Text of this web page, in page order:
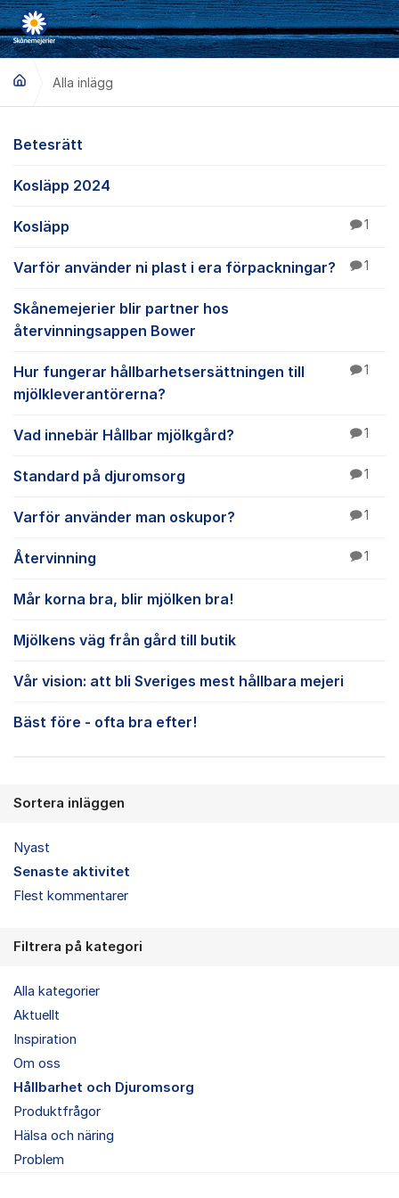
Hoppa till innehåll
Alla inlägg
Alla inlägg
Betesrätt
Kosläpp 2024
Kosläpp 1
Varför använder ni plast i era förpackningar? 1
Skånemejerier blir partner hos
återvinningsappen Bower
Hur fungerar hållbarhetsersättningen till
mjölkleverantörerna?
1
Vad innebär Hållbar mjölkgård? 1
Standard på djuromsorg 1
Varför använder man oskupor? 1
Återvinning 1
Mår korna bra, blir mjölken bra!
Mjölkens väg från gård till butik
Vår vision: att bli Sveriges mest hållbara mejeri
Bäst före - ofta bra efter!
Sortera inläggen
Nyast
Senaste aktivitet
Flest kommentarer
Filtrera på kategori
Alla kategorier
Aktuellt
Inspiration
Om oss
Hållbarhet och Djuromsorg
Produktfrågor
Hälsa och näring
Problem